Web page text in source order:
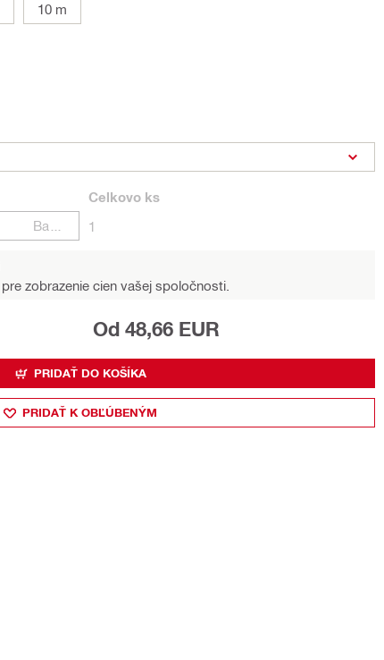
10 m
Celkovo ks
1
pre zobrazenie cien vašej spoločnosti.
Od 48,66 EUR
PRIDAŤ DO KOŠÍKA
PRIDAŤ K OBĽÚBENÝM